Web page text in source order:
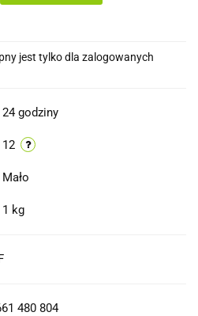
jest tylko dla zalogowanych
24 godziny
12
Mało
1 kg
480 804